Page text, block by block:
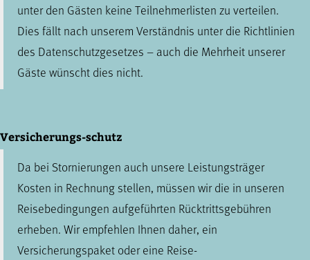
unter den Gästen keine Teilnehmerlisten zu verteilen.
Dies fällt nach unserem Verständnis unter die Richtlinien
des Datenschutzgesetzes – auch die Mehrheit unserer
Gäste wünscht dies nicht.
Versicherungs-schutz
Da bei Stornierungen auch unsere Leistungsträger
Kosten in Rechnung stellen, müssen wir die in unseren
Reisebedingungen aufgeführten Rücktrittsgebühren
erheben. Wir empfehlen Ihnen daher, ein
Versicherungspaket oder eine Reise-